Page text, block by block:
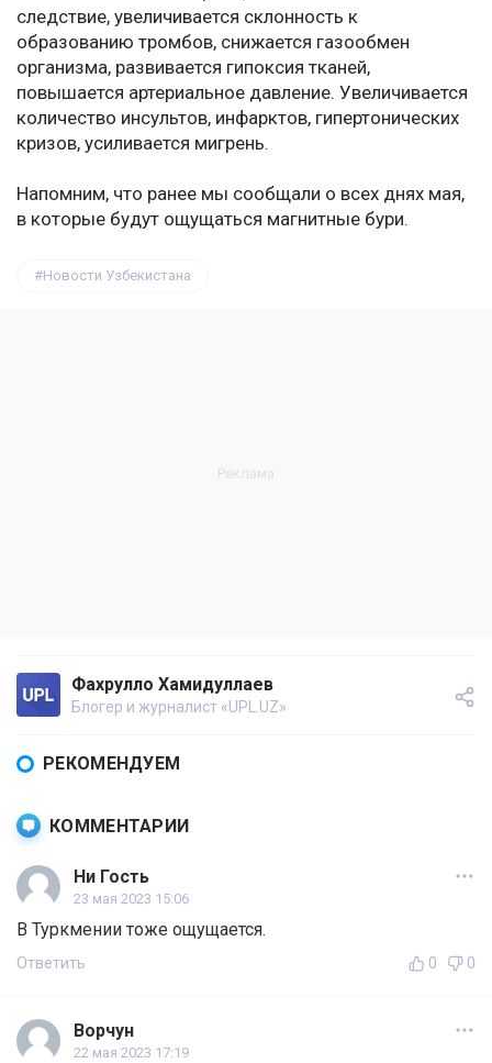
следствие, увеличивается склонность к
образованию тромбов, снижается газообмен
организма, развивается гипоксия тканей,
повышается артериальное давление. Увеличивается
количество инсультов, инфарктов, гипертонических
кризов, усиливается мигрень.
Напомним, что ранее мы сообщали о всех днях мая,
в которые будут ощущаться магнитные бури.
Новости Узбекистана
Фахрулло Хамидуллаев
Блогер и журналист «UPL.UZ»
РЕКОМЕНДУЕМ
КОММЕНТАРИИ
Ни Гость
23 мая 2023 15:06
В Туркмении тоже ощущается.
Ответить 0 0
Ворчун
22 мая 2023 17:19